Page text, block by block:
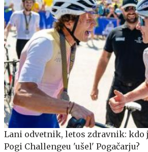
Lani odvetnik, letos zdravnik: kdo
Pogi Challengeu 'ušel' Pogačarju?